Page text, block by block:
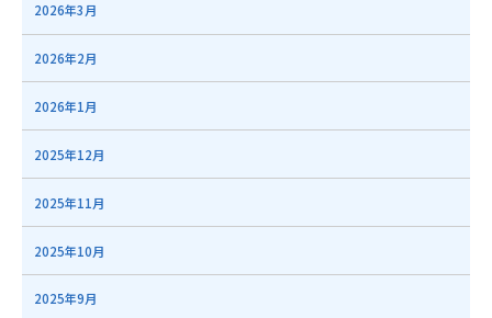
2026年3月
2026年2月
2026年1月
2025年12月
2025年11月
2025年10月
2025年9月